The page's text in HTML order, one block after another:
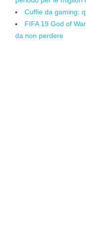
Cuffie da gaming:
FIFA 19 God of
da non perdere